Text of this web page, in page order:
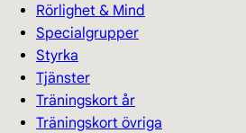
Rörlighet & Mind
Specialgrupper
Styrka
Tjänster
Träningskort år
Träningskort övriga